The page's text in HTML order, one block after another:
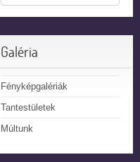
Galéria
Fényképgalériák
Tantestületek
Múltunk